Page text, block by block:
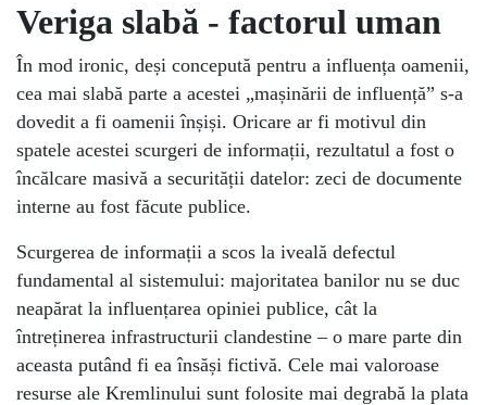
Veriga slabă - factorul uman
În mod ironic, deși concepută pentru a influența oamenii,
cea mai slabă parte a acestei „mașinării de influență” s-a
dovedit a fi oamenii înșiși. Oricare ar fi motivul din
spatele acestei scurgeri de informații, rezultatul a fost o
încălcare masivă a securității datelor: zeci de documente
interne au fost făcute publice.
Scurgerea de informații a scos la iveală defectul
fundamental al sistemului: majoritatea banilor nu se duc
neapărat la influențarea opiniei publice, cât la
întreținerea infrastructurii clandestine – o mare parte din
aceasta putând fi ea însăși fictivă. Cele mai valoroase
resurse ale Kremlinului sunt folosite mai degrabă la plata